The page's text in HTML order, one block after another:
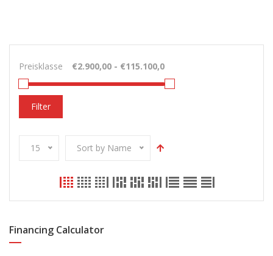
Preisklasse
Filter
15 Sort by Name
Financing Calculator